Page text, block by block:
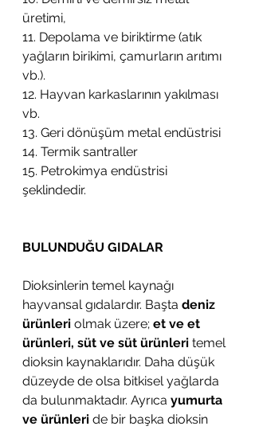
üretimi,
11. Depolama ve biriktirme (atık
yağların birikimi, çamurların arıtımı
vb.).
12. Hayvan karkaslarının yakılması
vb.
13. Geri dönüşüm metal endüstrisi
14. Termik santraller
15. Petrokimya endüstrisi
şeklindedir.
BULUNDUĞU GIDALAR
Dioksinlerin temel kaynağı
hayvansal gıdalardır. Başta deniz
ürünleri olmak üzere; et ve et
ürünleri, süt ve süt ürünleri temel
dioksin kaynaklarıdır. Daha düşük
düzeyde de olsa bitkisel yağlarda
da bulunmaktadır. Ayrıca yumurta
ve ürünleri de bir başka dioksin